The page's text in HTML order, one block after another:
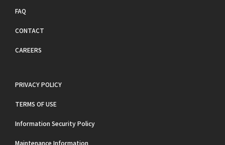
FAQ
CONTACT
CAREERS
PRIVACY POLICY
TERMS OF USE
Information Security Policy
Maintenance Information